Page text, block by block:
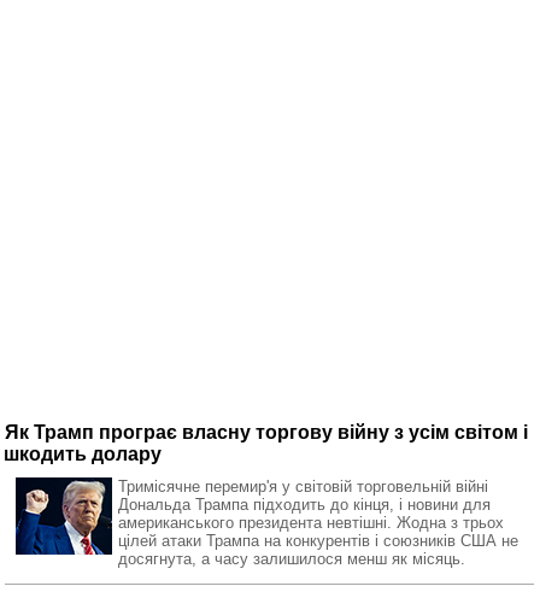
Як Трамп програє власну торгову війну з усім світом і
шкодить долару
Тримісячне перемир'я у світовій торговельній війні
Дональда Трампа підходить до кінця, і новини для
американського президента невтішні. Жодна з трьох
цілей атаки Трампа на конкурентів і союзників США не
досягнута, а часу залишилося менш як місяць.